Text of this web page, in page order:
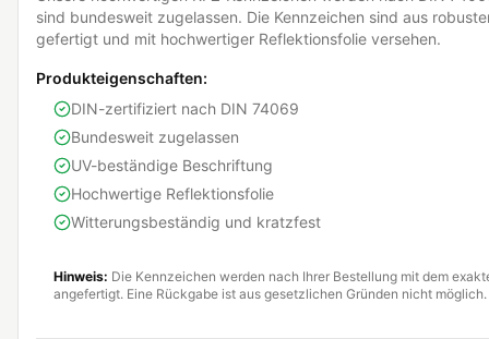
sind bundesweit zugelassen. Die Kennzeichen sind aus
gefertigt und mit hochwertiger Reflektionsfolie versehen.
Produkteigenschaften:
DIN-zertifiziert nach DIN 74069
Bundesweit zugelassen
UV-beständige Beschriftung
Hochwertige Reflektionsfolie
Witterungsbeständig und kratzfest
Hinweis: Die Kennzeichen werden nach Ihrer Bestellung mit dem
angefertigt. Eine Rückgabe ist aus gesetzlichen Gründen nicht möglich.